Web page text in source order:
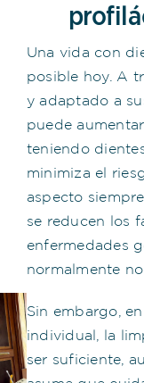
Una vida con
posible hoy. A
y adaptado a
puede
teniendo
minimiza el
aspecto
se reducen los
enfermedades
normalmente
Sin embargo,
individual, la
ser suficiente,